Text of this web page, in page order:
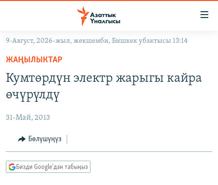
Навигацияга
өтүңүз
Издөөгө
салыңызКЫРГЫЗСТАН
ЭКОНОМИКА
МАДАНИЯТ
ДҮЙНӨ
БОРБОР АЗИЯ
УКРАИНА
АТАЙЫН ИЛИКТӨӨ
ТВ ПРОГРАММАЛАР
ЭКСПЕРТТЕР ТАЛДАЙТ
ӨЗГӨЧӨ ПИКИР
9-Август, 2026-жыл, жекшемби, Бишкек убактысы 13:14
ЖАҢЫЛЫКТАР
Кумтөрдүн электр жарыгы кайра
өчүрүлдү
31-Май, 2013
Бөлүшүңүз
Бизди Google'дан табыңыз